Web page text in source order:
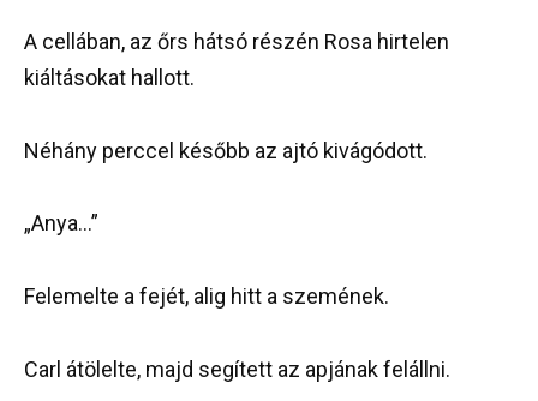
A cellában, az őrs hátsó részén Rosa hirtelen
kiáltásokat hallott.
Néhány perccel később az ajtó kivágódott.
„Anya…”
Felemelte a fejét, alig hitt a szemének.
Carl átölelte, majd segített az apjának felállni.